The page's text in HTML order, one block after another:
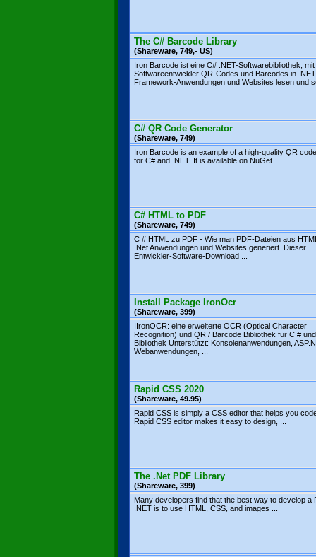
The C# Barcode Library
(Shareware, 749,- US)
Iron Barcode ist eine C# .NET-Softwarebibliothek,
Softwareentwickler QR-Codes und Barcodes in .NET
Framework-Anwendungen und Websites lesen und
C# QR Code Generator
(Shareware, 749)
Iron Barcode is an example of a high-quality QR
for C# and .NET. It is available on NuGet ...
C# HTML to PDF
(Shareware, 749)
C # HTML zu PDF - Wie man PDF-Dateien aus
.Net Anwendungen und Websites generiert. Dieser
Entwickler-Software-Download ...
Install Package IronOcr
(Shareware, 399)
IIronOCR: eine erweiterte OCR (Optical Character
Recognition) und QR / Barcode Bibliothek für C #
Bibliothek Unterstützt: Konsolenanwendungen,
Webanwendungen, ...
Rapid CSS 2020
(Shareware, 49.95)
Rapid CSS is simply a CSS editor that helps you
Rapid CSS editor makes it easy to design, ...
The .Net PDF Library
(Shareware, 399)
Many developers find that the best way to develop a
.NET is to use HTML, CSS, and images ...